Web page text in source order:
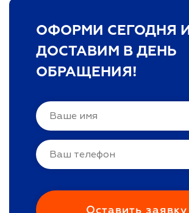
ОФОРМИ СЕГОДНЯ И
ДОСТАВИМ В ДЕНЬ
ОБРАЩЕНИЯ!